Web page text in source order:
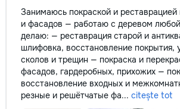
Занимаюсь покраской и
и фасадов — работаю с деревом
делаю: — реставрация старой и
шлифовка, восстановление покрытия,
сколов и трещин — покраска и
фасадов, гардеробных, прихожих —
восстановление входных и
резные и решётчатые фа... citește tot